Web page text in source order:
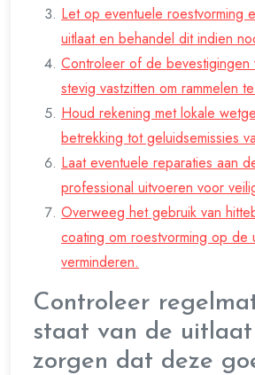
Let op eventuele roestvorming
uitlaat en behandel dit indien
Controleer of de bevestigingen
stevig vastzitten om rammelen
Houd rekening met lokale
betrekking tot geluidsemissies
Laat eventuele reparaties aan
professional uitvoeren voor
Overweeg het gebruik van
coating om roestvorming op de
verminderen.
Controleer
staat van de
zorgen dat deze